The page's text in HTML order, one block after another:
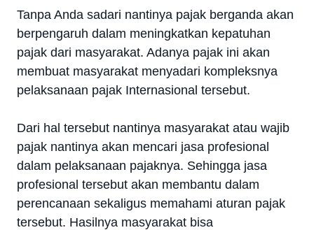
Tanpa Anda sadari nantinya pajak berganda akan
berpengaruh dalam meningkatkan kepatuhan
pajak dari masyarakat. Adanya pajak ini akan
membuat masyarakat menyadari kompleksnya
pelaksanaan pajak Internasional tersebut.
Dari hal tersebut nantinya masyarakat atau wajib
pajak nantinya akan mencari jasa profesional
dalam pelaksanaan pajaknya. Sehingga jasa
profesional tersebut akan membantu dalam
perencanaan sekaligus memahami aturan pajak
tersebut. Hasilnya masyarakat bisa